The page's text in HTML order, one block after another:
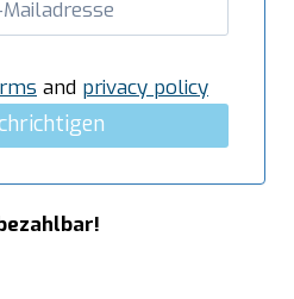
and privacy policy